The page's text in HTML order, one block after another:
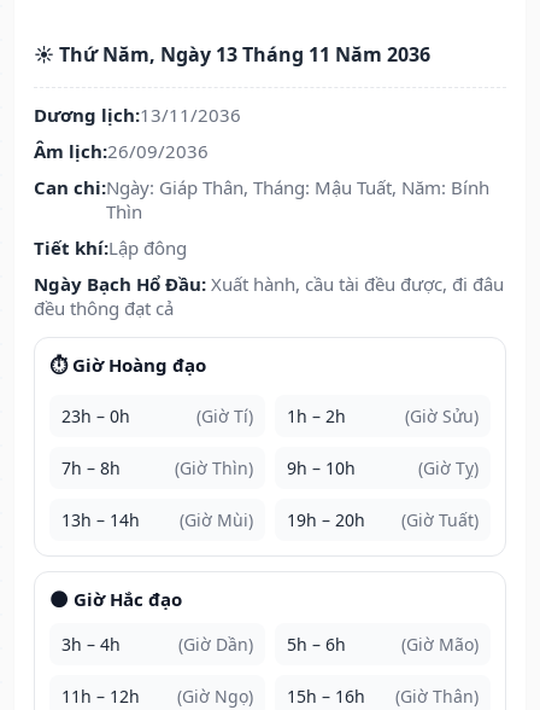
☀️ Thứ Năm, Ngày 13 Tháng 11 Năm 2036
Dương lịch:13/11/2036
Âm lịch:26/09/2036
Can chi:Ngày: Giáp Thân, Tháng: Mậu Tuất, Năm: Bính
Thìn
Tiết khí:Lập đông
Ngày Bạch Hổ Đầu: Xuất hành, cầu tài đều được, đi đâu
đều thông đạt cả
⏱️ Giờ Hoàng đạo
23h – 0h (Giờ Tí) 1h – 2h (Giờ Sửu)
7h – 8h (Giờ Thìn) 9h – 10h (Giờ Tỵ)
13h – 14h (Giờ Mùi) 19h – 20h (Giờ Tuất)
🌑 Giờ Hắc đạo
3h – 4h (Giờ Dần) 5h – 6h (Giờ Mão)
11h – 12h (Giờ Ngọ) 15h – 16h (Giờ Thân)